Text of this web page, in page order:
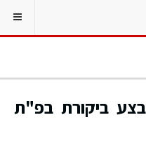
ביקורת בפ"ת